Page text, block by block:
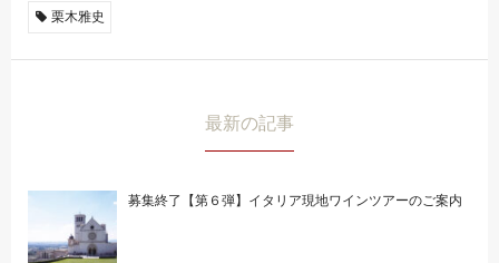
栗木雅史
最新の記事
募集終了【第６弾】イタリア現地ワインツアーのご案内